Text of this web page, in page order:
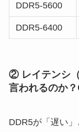
DDR5-5600
DDR5-6400
② レイテンシ
言われるのか
DDR5が「遅い